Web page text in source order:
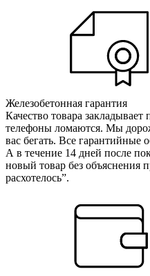
Железобетонная гарантия
Качество товара закладывает
телефоны ломаются. Мы
вас бегать. Все гарантийные
А в течение 14 дней после
новый товар без объяснения
расхотелось”.